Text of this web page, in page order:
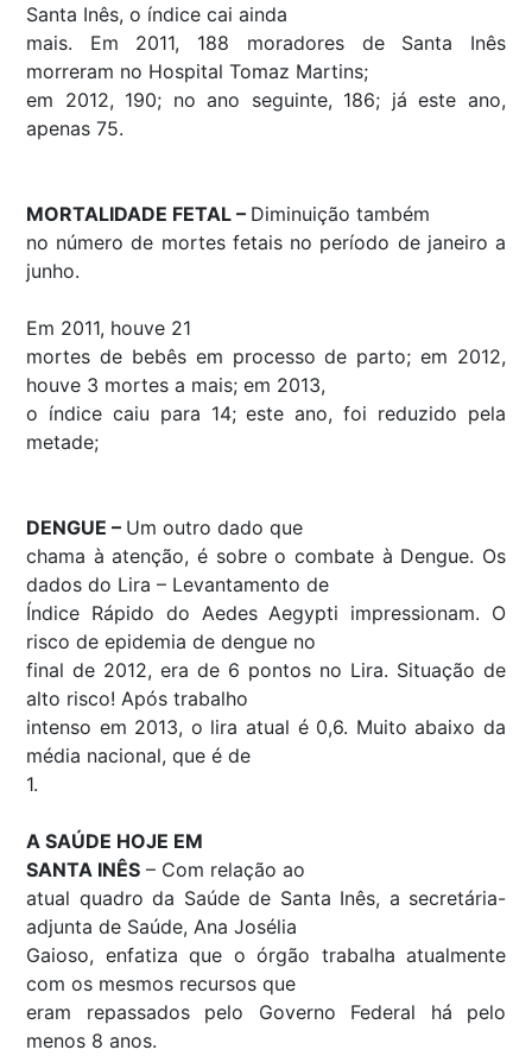
Santa Inês, o índice cai ainda
mais. Em 2011, 188 moradores de Santa Inês
morreram no Hospital Tomaz Martins;
em 2012, 190; no ano seguinte, 186; já este ano,
apenas 75.
MORTALIDADE FETAL – Diminuição também
no número de mortes fetais no período de janeiro a
junho.
Em 2011, houve 21
mortes de bebês em processo de parto; em 2012,
houve 3 mortes a mais; em 2013,
o índice caiu para 14; este ano, foi reduzido pela
metade;
DENGUE – Um outro dado que
chama à atenção, é sobre o combate à Dengue. Os
dados do Lira – Levantamento de
Índice Rápido do Aedes Aegypti impressionam. O
risco de epidemia de dengue no
final de 2012, era de 6 pontos no Lira. Situação de
alto risco! Após trabalho
intenso em 2013, o lira atual é 0,6. Muito abaixo da
média nacional, que é de
1.
A SAÚDE HOJE EM
SANTA INÊS – Com relação ao
atual quadro da Saúde de Santa Inês, a secretária-
adjunta de Saúde, Ana Josélia
Gaioso, enfatiza que o órgão trabalha atualmente
com os mesmos recursos que
eram repassados pelo Governo Federal há pelo
menos 8 anos.